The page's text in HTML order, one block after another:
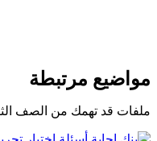
مواضيع مرتبطة
ملفات قد تهمك من الصف